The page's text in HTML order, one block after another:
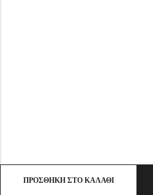
ΠΡΟΣΘΉΚΗ ΣΤΟ ΚΑΛΆΘΙ